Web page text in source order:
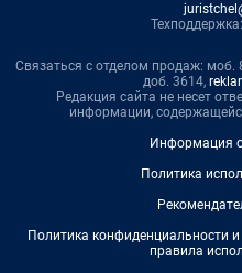
Техподдержка:
Связаться с отделом продаж: моб.
доб. 3614,
Редакция сайта не несет
информации,
Информация
Политика
Политика конфиденциальности
правила